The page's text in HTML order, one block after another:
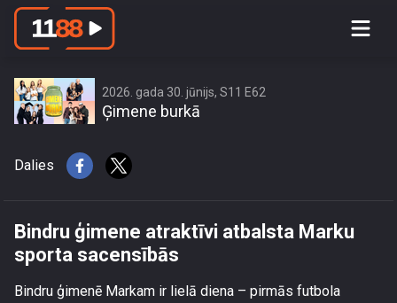
Bindru ģimene atraktīvi atbalsta Marku
2026. gada 30. jūnijs, S11 E62
Ģimene burkā
Dalies
Bindru ģimene atraktīvi atbalsta Marku
sporta sacensībās
Bindru ģimenē Markam ir lielā diena – pirmās futbola